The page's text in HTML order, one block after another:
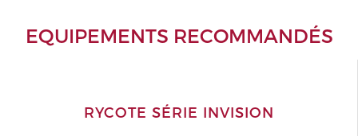
EQUIPEMENTS RECOMMANDÉS
RYCOTE SÉRIE INVISION